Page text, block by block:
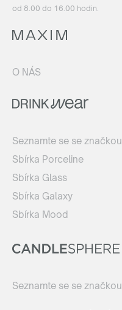
od 8.00 do 16.00 hodin.
O NÁS
Seznamte se se značkou
Sbírka Porceline
Sbírka Glass
Sbírka Galaxy
Sbírka Mood
Seznamte se se značkou